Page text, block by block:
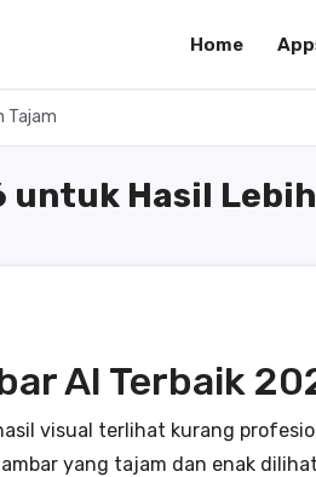
Home
Tajam
untuk Hasil
AI Terbaik
visual terlihat kurang
yang tajam dan enak